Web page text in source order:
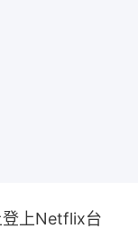
登上Netflix台